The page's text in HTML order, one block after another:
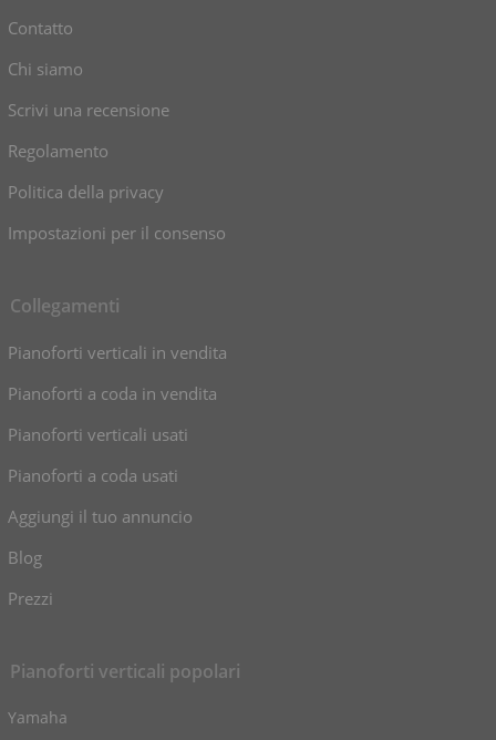
Contatto
Chi siamo
Scrivi una recensione
Regolamento
Politica della privacy
Impostazioni per il consenso
Collegamenti
Pianoforti verticali in vendita
Pianoforti a coda in vendita
Pianoforti verticali usati
Pianoforti a coda usati
Aggiungi il tuo annuncio
Blog
Prezzi
Pianoforti verticali popolari
Yamaha